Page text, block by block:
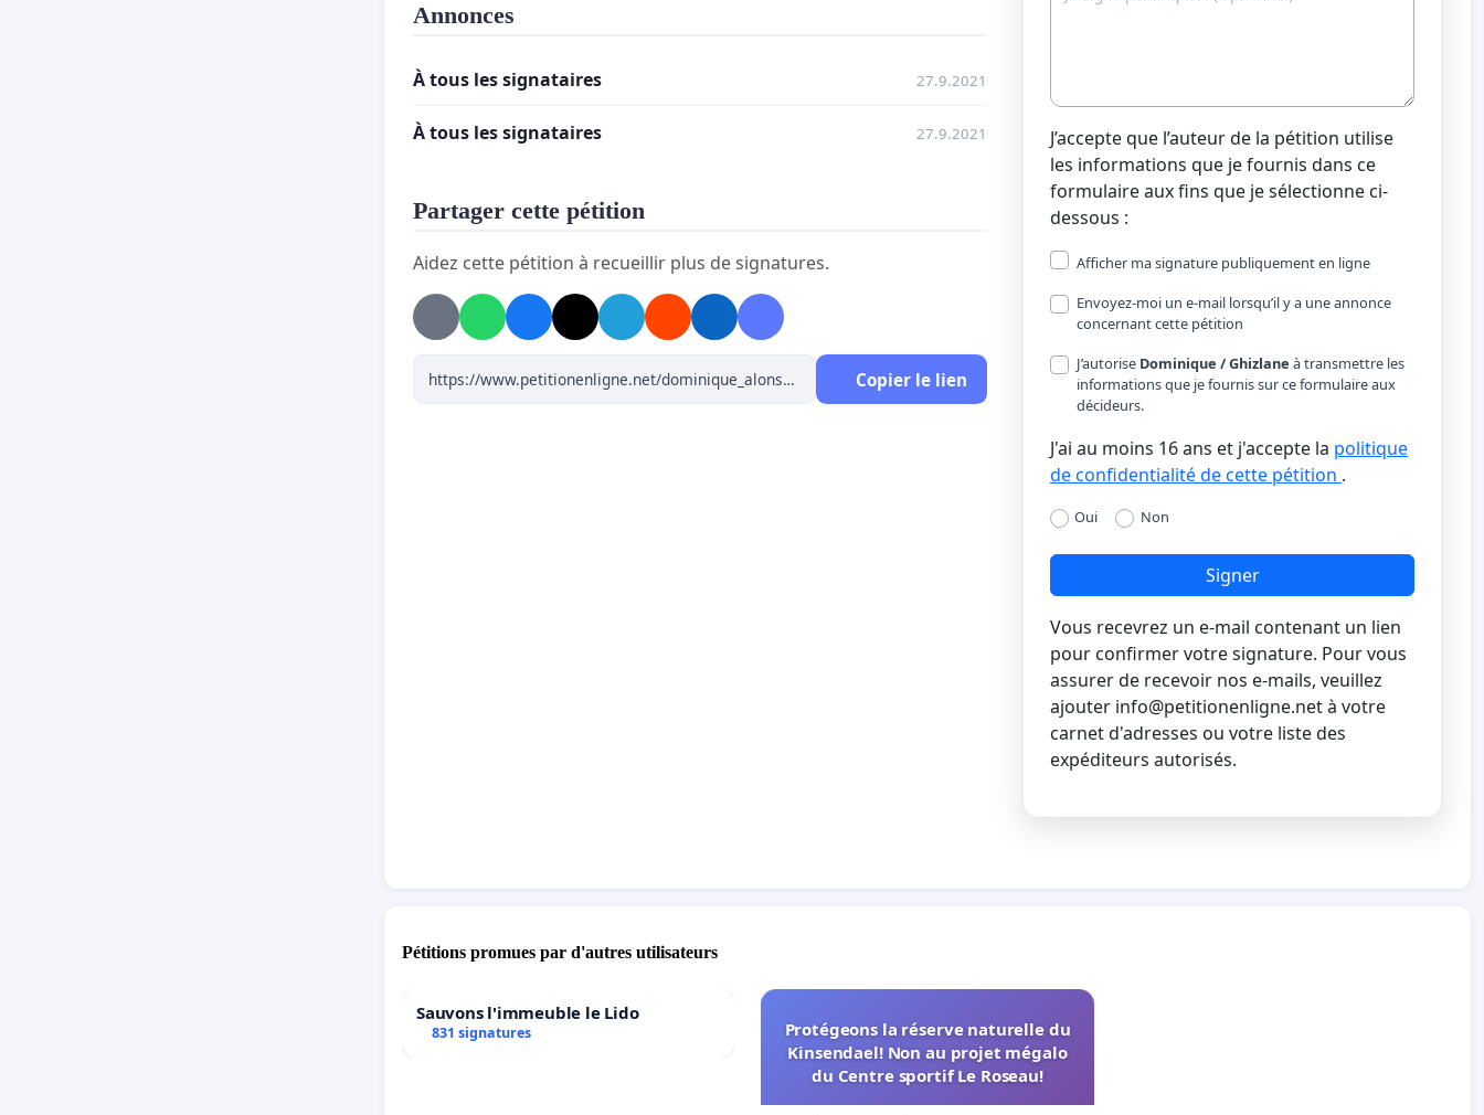
Annonces
À tous les signataires 27.9.2021
À tous les signataires 27.9.2021
Partager cette pétition
Aidez cette pétition à recueillir plus de signatures.
Copier le lien
J’accepte que l’auteur de la pétition utilise
les informations que je fournis dans ce
formulaire aux fins que je sélectionne ci-
dessous :
Afficher ma signature publiquement en ligne
Envoyez-moi un e-mail lorsqu’il y a une annonce
concernant cette pétition
J’autorise Dominique / Ghizlane à transmettre les
informations que je fournis sur ce formulaire aux
décideurs.
J'ai au moins 16 ans et j'accepte la politique
de confidentialité de cette pétition .
Oui Non
Signer
Vous recevrez un e-mail contenant un lien
pour confirmer votre signature. Pour vous
assurer de recevoir nos e-mails, veuillez
ajouter info@petitionenligne.netà votre
carnet d'adresses ou votre liste des
expéditeurs autorisés.
Pétitions promues par d'autres utilisateurs
Sauvons l'immeuble le Lido
831 signatures
Protégeons la réserve naturelle du
Kinsendael! Non au projet mégalo
du Centre sportif Le Roseau!